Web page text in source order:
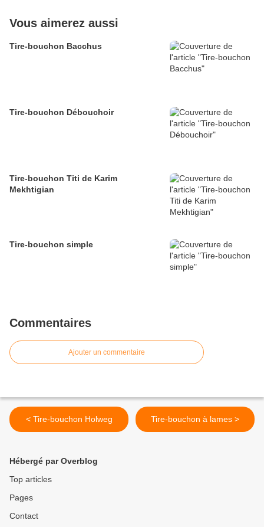
Vous aimerez aussi
Tire-bouchon Bacchus
Tire-bouchon Débouchoir
Tire-bouchon Titi de Karim
Mekhtigian
Tire-bouchon simple
Commentaires
Ajouter un commentaire
< Tire-bouchon Holweg Tire-bouchon à lames >
Hébergé par Overblog
Top articles
Pages
Contact